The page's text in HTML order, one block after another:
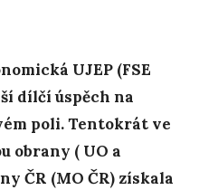
UJEP (FSE
dílčí úspěch na
poli. Tentokrát ve
obrany ( UO a
ČR (MO ČR) získala